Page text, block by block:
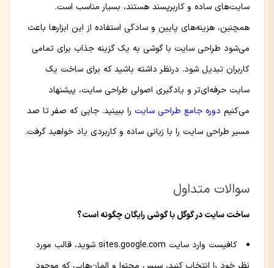
سایت‌های ساده و کاربرپسند هستند، بسیار مناسب است.
همچنین، هزینه‌های پایین و سادگی استفاده از این ابزارها باعث
می‌شود طراحی سایت با گوشی به یک گزینه جذاب برای تمامی
کاربران تبدیل شود. درنظر داشته باشید که برای ساخت یک
سایت حرفه‌ای‌تر و یادگیری اصولی طراحی سایت، پیشنهاد
می‌کنیم دوره جامع طراحی سایت را ببینید. جایی که صفر تا صد
مسیر طراحی سایت را با زبانی ساده و کاربردی یاد خواهید گرفت.
سوالات متداول
ساخت سایت در گوگل با گوشی رایگان چگونه است؟
کافیست وارد سایت sites.google.com شوید، قالب مورد